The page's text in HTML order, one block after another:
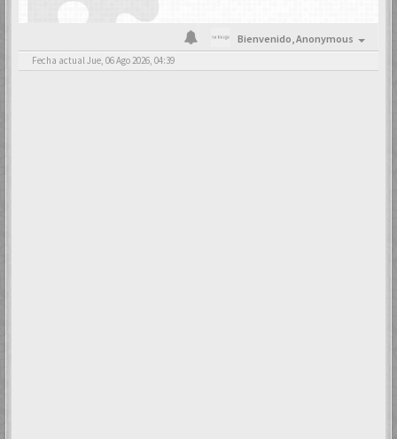
Bienvenido,Anonymous
Fecha actual Jue, 06 Ago 2026, 04:39